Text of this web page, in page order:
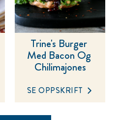
Trine's Burger
Med Bacon Og
Chilimajones
SE OPPSKRIFT